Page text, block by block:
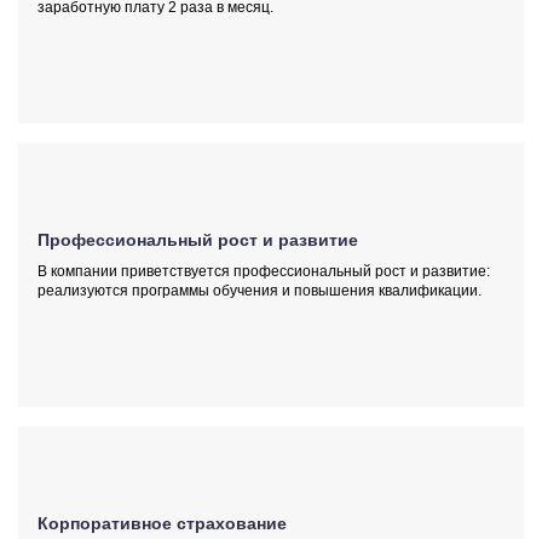
заработную плату 2 раза в месяц.
Профессиональный рост и развитие
В компании приветствуется профессиональный рост и развитие:
реализуются программы обучения и повышения квалификации.
Корпоративное страхование